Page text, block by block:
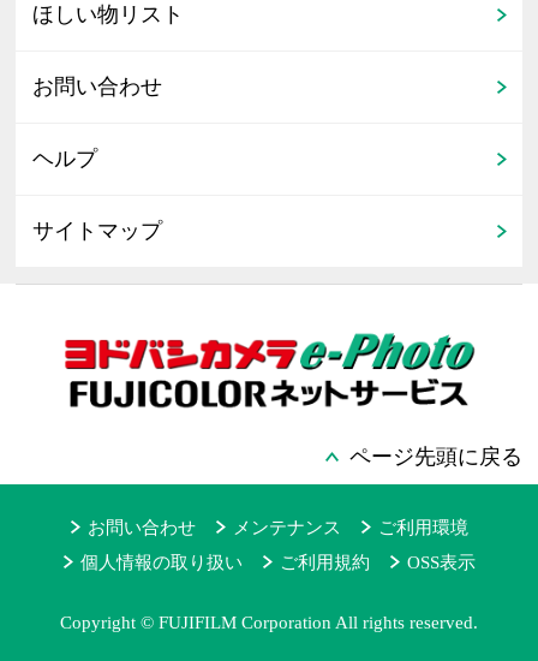
ほしい物リスト
お問い合わせ
ヘルプ
サイトマップ
ページ先頭に戻る
お問い合わせ メンテナンス
ご利用環境
個人情報の取り扱い
ご利用規約 OSS表示
Copyright © FUJIFILM Corporation All rights reserved.